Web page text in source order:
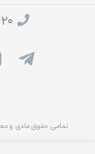
تمامی حقوق مادی و